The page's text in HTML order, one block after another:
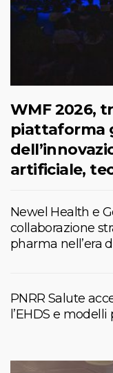
WMF 2026,
piattaforma
artificiale,
Newel Health e
collaborazione
pharma nell’era
PNRR Salute
l’EHDS e